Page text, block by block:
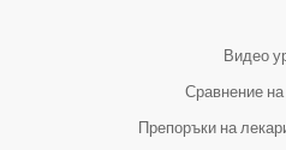
Видео
Сравнение
Препоръки на